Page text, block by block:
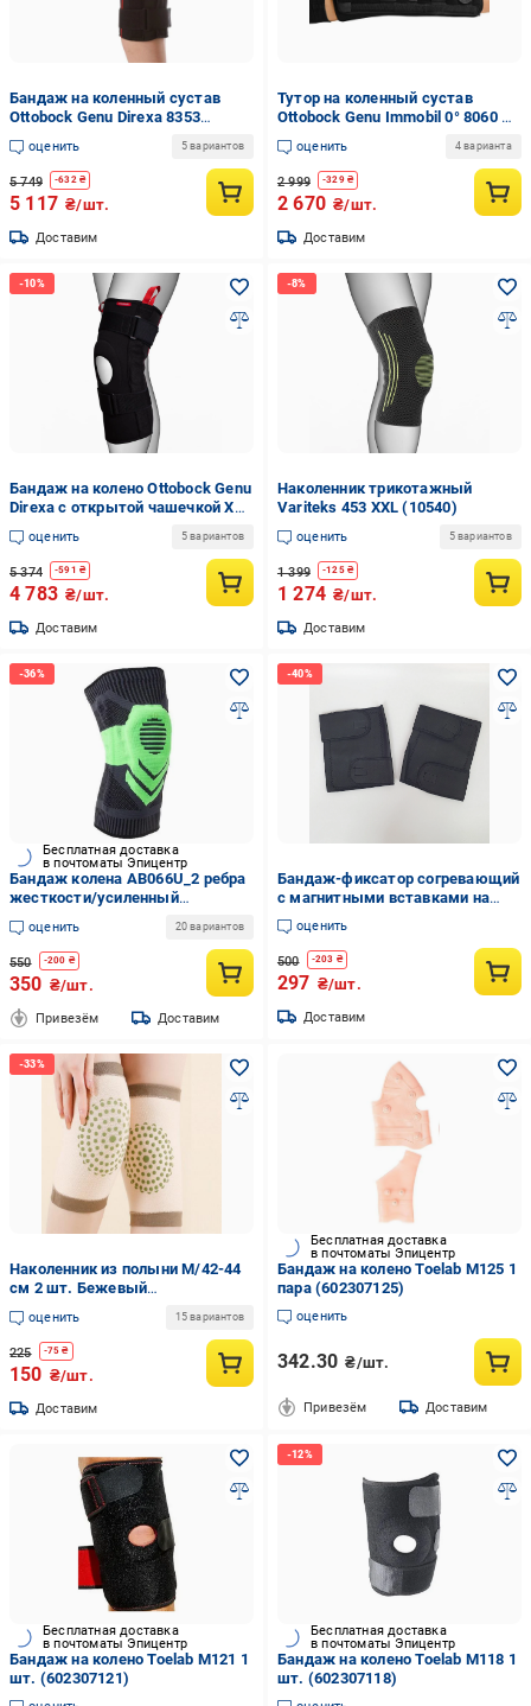
Бандаж на коленный сустав
Ottobock Genu Direxa 8353
шарнирный разъемный L
(11656)
оценить 5 вариантов
5 749 -632₴
5 117 ₴/шт.
Доставим
Тутор на коленный сустав
Ottobock Genu Immobil 0° 8060 M
(11702)
оценить 4 варианта
2 999 -329₴
2 670 ₴/шт.
Доставим
Бандаж на колено Ottobock Genu
Direxa с открытой чашечкой XXL
(11705)
оценить 5 вариантов
5 374 -591 ₴
4 783 ₴/шт.
Доставим
Наколенник трикотажный
Variteks 453 XXL (10540)
оценить 5 вариантов
1 399 -125₴
1 274 ₴/шт.
Доставим
Бесплатная доставка
в почтоматы Эпицентр
Бандаж колена AB066U_2 ребра
жесткости/усиленный
фиксатор XXL/48-49 см Зеленый
(AB066_u_2_green_xxl)
оценить 20 вариантов
550 -200 ₴
350 ₴/шт.
Привезём Доставим
Бандаж-фиксатор согревающий
с магнитными вставками на
липучках (GL-32)
оценить
500 -203 ₴
297 ₴/шт.
Доставим
Наколенник из полыни M/42-44
см 2 шт. Бежевый
(pol_01_beige_m)
оценить 15 вариантов
225 -75 ₴
150 ₴/шт.
Доставим
Бесплатная доставка
в почтоматы Эпицентр
Бандаж на колено Toelab M125 1
пара (602307125)
оценить
342.30 ₴/шт.
Привезём Доставим
Бесплатная доставка
в почтоматы Эпицентр
Бандаж на колено Toelab M121 1
шт. (602307121)
Бесплатная доставка
в почтоматы Эпицентр
Бандаж на колено Toelab M118 1
шт. (602307118)